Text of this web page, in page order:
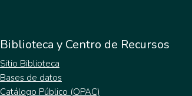
Biblioteca y Centro de Recursos
Sitio Biblioteca
Bases de datos
Catálogo Público (OPAC)